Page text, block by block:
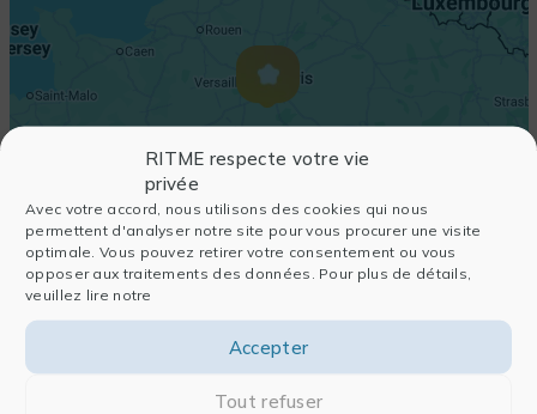
RITME respecte votre vie
privée
Avec votre accord, nous utilisons des cookies qui nous
permettent d'analyser notre site pour vous procurer une visite
optimale. Vous pouvez retirer votre consentement ou vous
opposer aux traitements des données. Pour plus de détails,
veuillez lire notre
Accepter
Tout refuser